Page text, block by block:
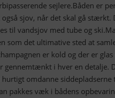
sejlere.Båden er
sjov, når det skal gå
til vandsjov med tube og
som det ultimative sted at
er kold og der er
gennemtænkt i hver en detalje.
omdanne siddepladserne
pakkes væk i bådens